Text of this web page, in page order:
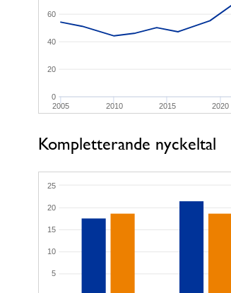
2005 2010 2015 2020
0
20
40
60
Kompletterande nyckeltal
5
10
15
20
25